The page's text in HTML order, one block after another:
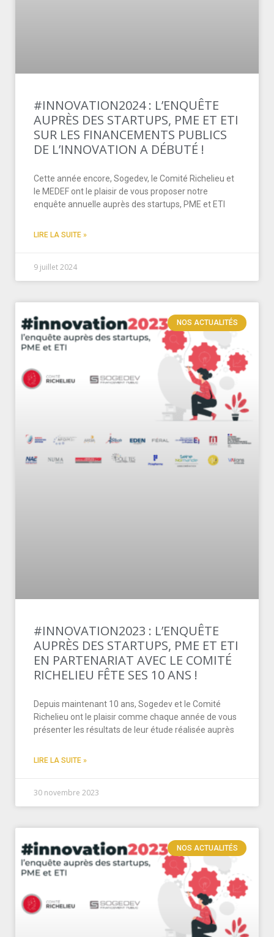
#INNOVATION2024 : L’ENQUÊTE
AUPRÈS DES STARTUPS, PME ET ETI
SUR LES FINANCEMENTS PUBLICS
DE L’INNOVATION A DÉBUTÉ !
Cette année encore, Sogedev, le Comité Richelieu et
le MEDEF ont le plaisir de vous proposer notre
enquête annuelle auprès des startups, PME et ETI
LIRE LA SUITE »
9 juillet 2024
NOS ACTUALITÉS
#INNOVATION2023 : L’ENQUÊTE
AUPRÈS DES STARTUPS, PME ET ETI
EN PARTENARIAT AVEC LE COMITÉ
RICHELIEU FÊTE SES 10 ANS !
Depuis maintenant 10 ans, Sogedev et le Comité
Richelieu ont le plaisir comme chaque année de vous
présenter les résultats de leur étude réalisée auprès
LIRE LA SUITE »
30 novembre 2023
NOS ACTUALITÉS